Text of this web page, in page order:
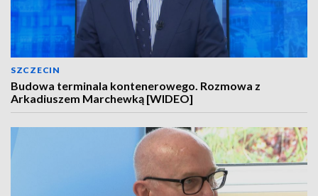
SZCZECIN
Budowa terminala kontenerowego. Rozmowa z
Arkadiuszem Marchewką [WIDEO]